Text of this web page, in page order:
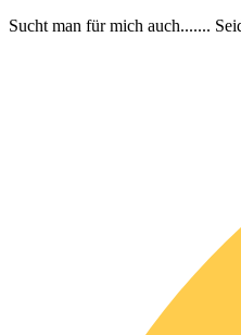
Sucht man für mich auch.......